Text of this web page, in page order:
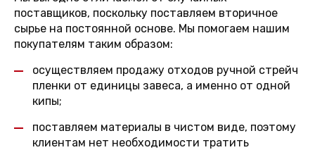
поставщиков, поскольку поставляем вторичное
сырье на постоянной основе. Мы помогаем нашим
покупателям таким образом:
осуществляем продажу отходов ручной стрейч
пленки от единицы завеса, а именно от одной
кипы;
поставляем материалы в чистом виде, поэтому
клиентам нет необходимости тратить